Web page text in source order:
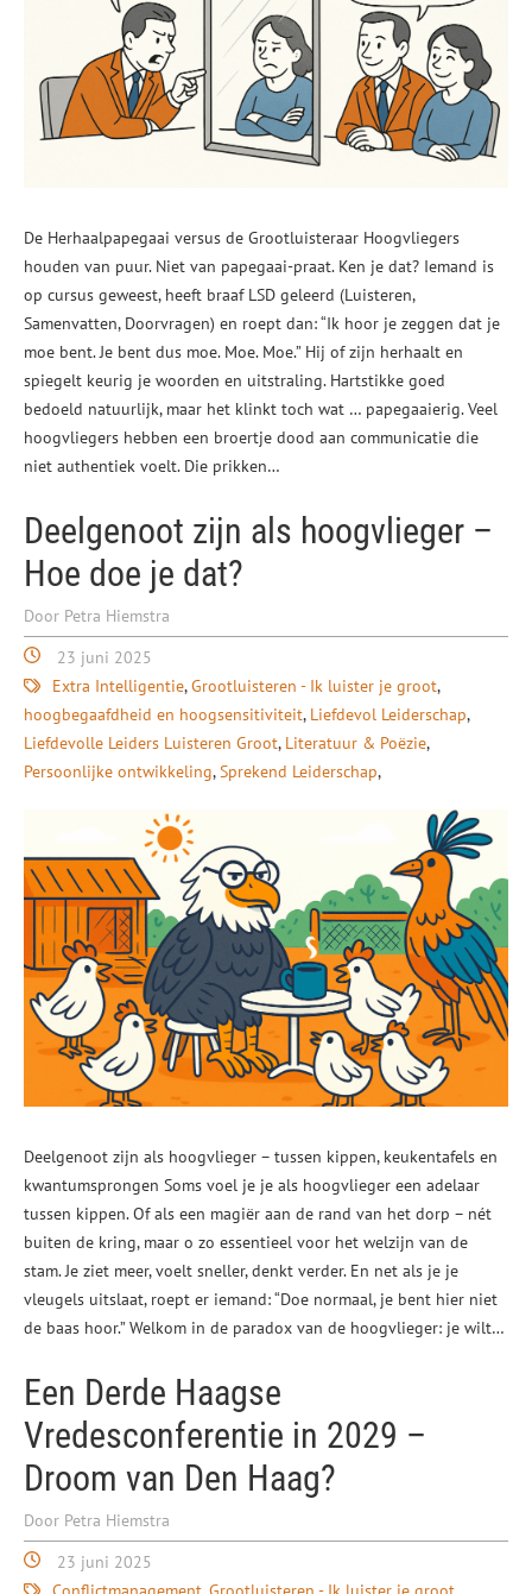
De Herhaalpapegaai versus de Grootluisteraar Hoogvliegers
houden van puur. Niet van papegaai-praat. Ken je dat? Iemand is
op cursus geweest, heeft braaf LSD geleerd (Luisteren,
Samenvatten, Doorvragen) en roept dan: “Ik hoor je zeggen dat je
moe bent. Je bent dus moe. Moe. Moe.” Hij of zijn herhaalt en
spiegelt keurig je woorden en uitstraling. Hartstikke goed
bedoeld natuurlijk, maar het klinkt toch wat … papegaaierig. Veel
hoogvliegers hebben een broertje dood aan communicatie die
niet authentiek voelt. Die prikken…
Deelgenoot zijn als hoogvlieger –
Hoe doe je dat?
Door Petra Hiemstra
23 juni 2025
Extra Intelligentie Grootluisteren - Ik luister je groot
hoogbegaafdheid en hoogsensitiviteit Liefdevol Leiderschap
Liefdevolle Leiders Luisteren Groot Literatuur & Poëzie
Persoonlijke ontwikkeling Sprekend Leiderschap
Deelgenoot zijn als hoogvlieger – tussen kippen, keukentafels en
kwantumsprongen Soms voel je je als hoogvlieger een adelaar
tussen kippen. Of als een magiër aan de rand van het dorp – nét
buiten de kring, maar o zo essentieel voor het welzijn van de
stam. Je ziet meer, voelt sneller, denkt verder. En net als je je
vleugels uitslaat, roept er iemand: “Doe normaal, je bent hier niet
de baas hoor.” Welkom in de paradox van de hoogvlieger: je wilt…
Een Derde Haagse
Vredesconferentie in 2029 –
Droom van Den Haag?
Door Petra Hiemstra
23 juni 2025